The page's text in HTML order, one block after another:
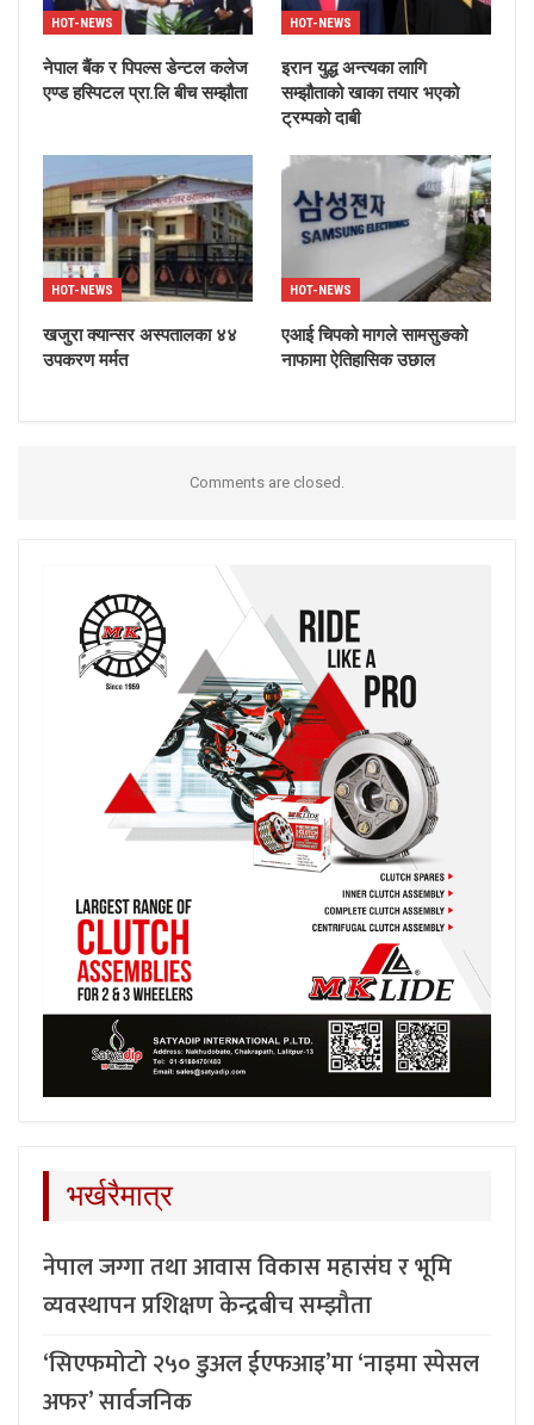
HOT-NEWS
नेपाल बैंक र पिपल्स डेन्टल कलेज
एण्ड हस्पिटल प्रा.लि बीच सम्झौता
HOT-NEWS
इरान युद्ध अन्त्यका लागि
सम्झौताको खाका तयार भएको
ट्रम्पको दाबी
HOT-NEWS
खजुरा क्यान्सर अस्पतालका ४४
उपकरण मर्मत
HOT-NEWS
एआई चिपको मागले सामसुङको
नाफामा ऐतिहासिक उछाल
Comments are closed.
भर्खरैमात्र
नेपाल जग्गा तथा आवास विकास महासंघ र भूमि
व्यवस्थापन प्रशिक्षण केन्द्रबीच सम्झौता
‘सिएफमोटो २५० डुअल ईएफआइ’मा ‘नाइमा स्पेसल
अफर’ सार्वजनिक